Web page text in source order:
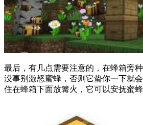
最后，有几点需要注意的，在蜂箱旁
没事别激怒蜜蜂，否则它蛰你一下就
住在蜂箱下面放篝火，它可以安抚蜜蜂